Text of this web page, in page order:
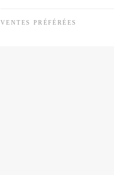
VENTES PRÉFÉRÉES